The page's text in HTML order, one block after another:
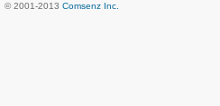
© 2001-2013 Comsenz Inc.